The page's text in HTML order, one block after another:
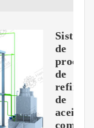
de
proceso
de
de
aceite